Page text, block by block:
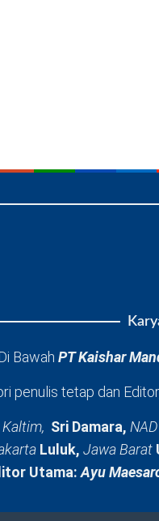
Bawah PT Kaishar
penulis tetap dan
Kaltim, Sri Damara, NAD
Luluk, Jawa Barat
Utama:Ayu